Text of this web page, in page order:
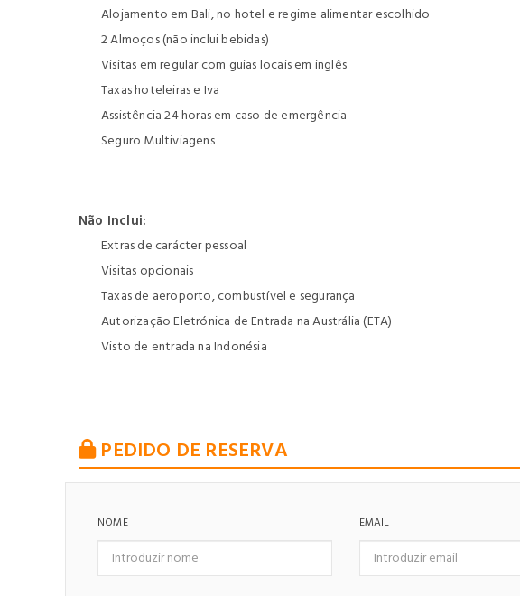
Alojamento em Bali, no hotel e regime alimentar escolhido
2 Almoços (não inclui bebidas)
Visitas em regular com guias locais em inglês
Taxas hoteleiras e Iva
Assistência 24 horas em caso de emergência
Seguro Multiviagens
Não Inclui:
Extras de carácter pessoal
Visitas opcionais
Taxas de aeroporto, combustível e segurança
Autorização Eletrónica de Entrada na Austrália (ETA)
Visto de entrada na Indonésia
PEDIDO DE RESERVA
NOME EMAIL